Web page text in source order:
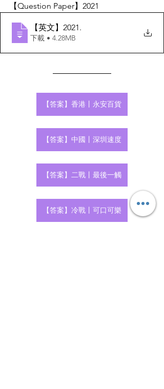
【Question Paper】2021
【英文】2021.
下載 • 4.28MB
【答案】香港丨永安百貨
【答案】中國丨深圳速度
【答案】二戰丨最後一觸
【答案】冷戰丨可口可樂